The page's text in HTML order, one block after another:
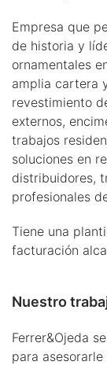
Empresa que
de historia y
ornamentales
amplia cartera
revestimiento
externos,
trabajos
soluciones en
distribuidores,
profesionales
Tiene una
facturación
Nuestro
Ferrer&Ojeda
para